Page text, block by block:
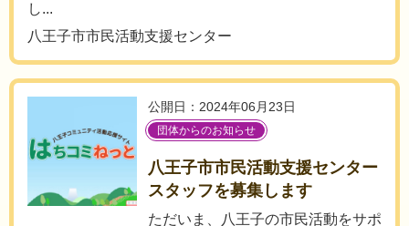
し...
八王子市市民活動支援センター
公開日：2024年06月23日
団体からのお知らせ
八王子市市民活動支援センター
スタッフを募集します
ただいま、八王子の市民活動をサポ